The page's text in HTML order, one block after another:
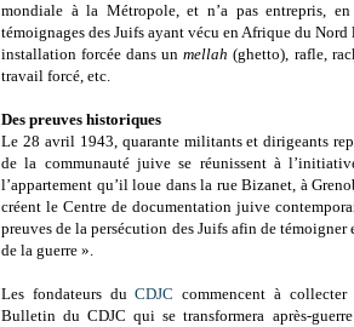
mondiale à la Métropole, et n’a pas entrepris,
témoignages des Juifs ayant vécu en Afrique du Nord
installation forcée dans unmellah(ghetto), rafle,
travail forcé, etc.
Des preuves historiques
Le 28 avril 1943, quarante militants et dirigeants
de la communauté juive se réunissent à
l’appartement qu’il loue dans la rue Bizanet, à
créent le Centre de documentation juive
preuves de la persécution des Juifs afin de
de la guerre ».
Les fondateurs duCDJC commencent à
Bulletin du CDJC qui se transformera après-